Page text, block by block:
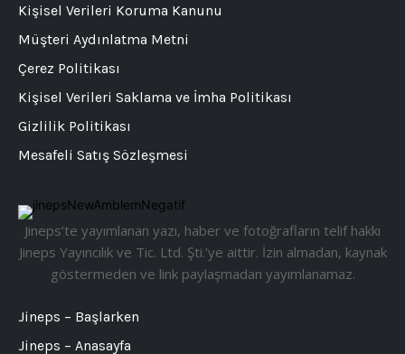
Jineps’te yayımlanan yazı, haber ve fotoğrafların telif hakkı
Jineps Yayıncılık ve Tic. Ltd. Şti.’ye aittir. İzin almadan, kaynak
göstermeden ve link paylaşmadan yayımlanamaz.
Jineps – Başlarken
Jineps – Anasayfa
Kişisel Verileri Koruma Kanunu
Müşteri Aydınlatma Metni
Çerez Politikası
Kişisel Verileri Saklama ve İmha Politikası
Gizlilik Politikası
Mesafeli Satış Sözleşmesi